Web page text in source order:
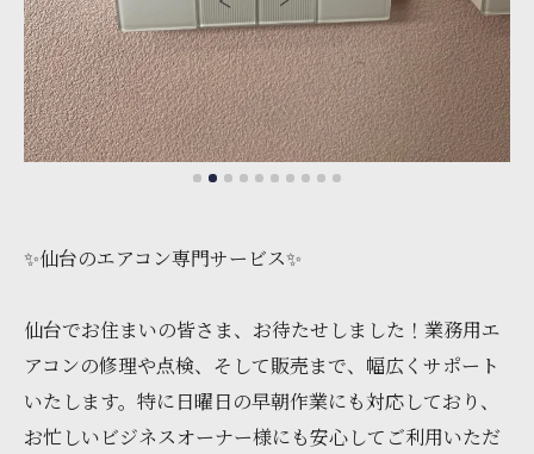
✨仙台のエアコン専門サービス✨
仙台でお住まいの皆さま、お待たせしました！業務用エ
アコンの修理や点検、そして販売まで、幅広くサポート
いたします。特に日曜日の早朝作業にも対応しており、
お忙しいビジネスオーナー様にも安心してご利用いただ